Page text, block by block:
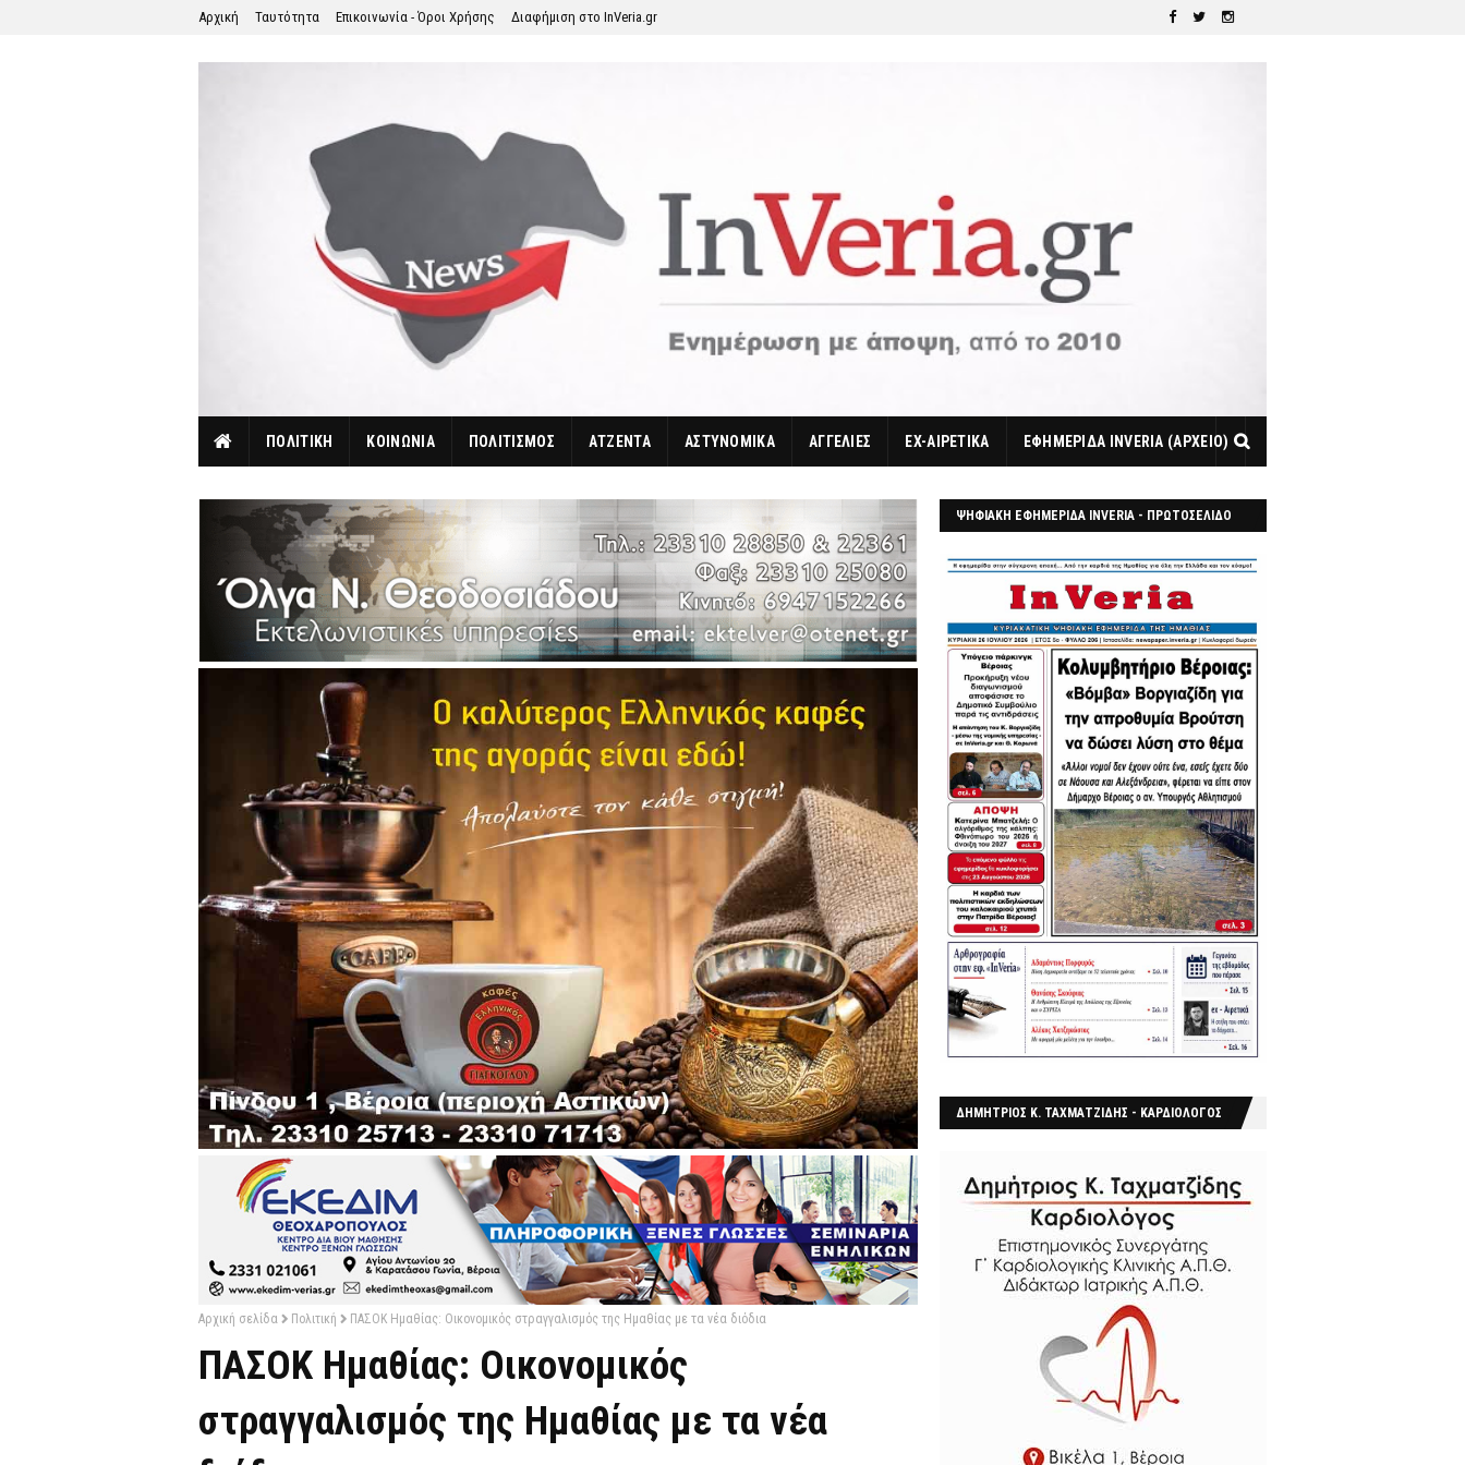
Αρχική Ταυτότητα Επικοινωνία - Όροι Χρήσης Διαφήμιση στο InVeria.gr
ΠΟΛΙΤΙΚΗ ΚΟΙΝΩΝΙΑ ΠΟΛΙΤΙΣΜΟΣ ΑΤΖΕΝΤΑ ΑΣΤΥΝΟΜΙΚΑ ΑΓΓΕΛΙΕΣ EX-ΑΙΡΕΤΙΚΑ ΕΦΗΜΕΡΙΔΑ INVERIA (ΑΡΧΕΙΟ)
Αρχική σελίδα Πολιτική ΠΑΣΟΚ Ημαθίας: Οικονομικός στραγγαλισμός της Ημαθίας με τα νέα διόδια
ΠΑΣΟΚ Ημαθίας: Οικονομικός
στραγγαλισμός της Ημαθίας με τα νέα
ΨΗΦΙΑΚΗ ΕΦΗΜΕΡΙΔΑ INVERIA - ΠΡΩΤΟΣΕΛΙΔΟ
ΔΗΜΗΤΡΙΟΣ Κ. ΤΑΧΜΑΤΖΙΔΗΣ - ΚΑΡΔΙΟΛΟΓΟΣ